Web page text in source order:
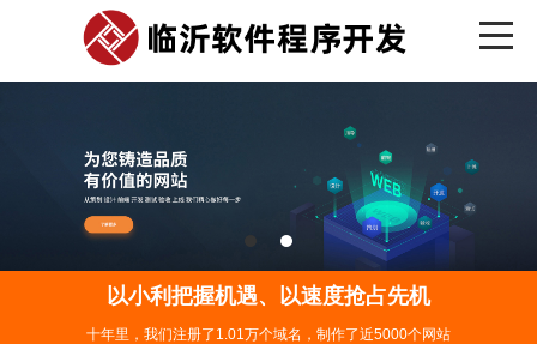
以小利把握机遇、以速度抢占先机
十年里，我们注册了1.01万个域名，制作了近5000个网站